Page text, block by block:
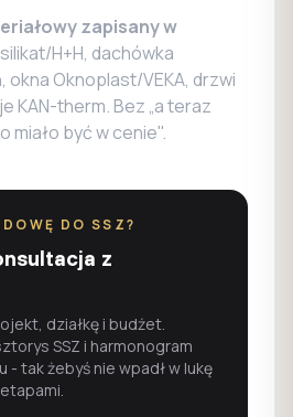
zapisany w
H+H, dachówka
Oknoplast/VEKA, drzwi
KAN-therm. Bez „a teraz
miało być w cenie".
DO SSZ?
z
działkę i budżet.
SSZ i harmonogram
- tak żebyś nie wpadł w lukę